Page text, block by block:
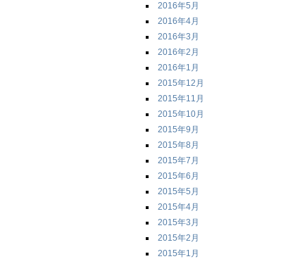
2016年5月
2016年4月
2016年3月
2016年2月
2016年1月
2015年12月
2015年11月
2015年10月
2015年9月
2015年8月
2015年7月
2015年6月
2015年5月
2015年4月
2015年3月
2015年2月
2015年1月